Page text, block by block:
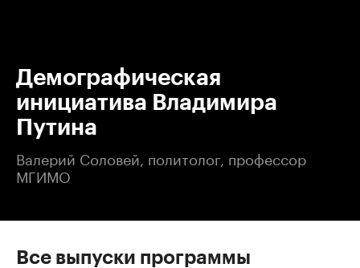
Демографическая
инициатива Владимира
Путина
Валерий Соловей, политолог, профессор
МГИМО
Все выпуски программы